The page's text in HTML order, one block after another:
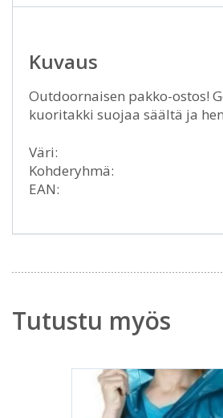
Kuvaus
Outdoornaisen pakko-ostos!
kuoritakki suojaa säältä ja
Väri:
Kohderyhmä:
EAN:
Tutustu myös